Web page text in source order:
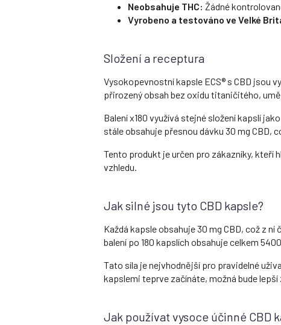
Neobsahuje THC: Žádné
Vyrobeno a testováno ve Velké
Složení a receptura
Vysokopevnostní kapsle ECS® s CBD jsou
přirozený obsah bez oxidu titaničitého,
Balení x180 využívá stejné složení kapslí
stále obsahuje přesnou dávku 30 mg CBD,
Tento produkt je určen pro zákazníky, kteří
vzhledu.
Jak silné jsou tyto CBD kapsle?
Každá kapsle obsahuje 30 mg CBD, což z
balení po 180 kapslích obsahuje celkem
Tato síla je nejvhodnější pro pravidelné
kapslemi teprve začínáte, možná bude
Jak používat vysoce účinné CBD